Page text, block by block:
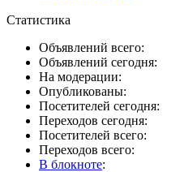
Статистика
Объявлений всего:
Объявлений сегодня:
На модерации:
Опубликованы:
Посетителей сегодня:
Переходов сегодня:
Посетителей всего:
Переходов всего:
В блокноте: